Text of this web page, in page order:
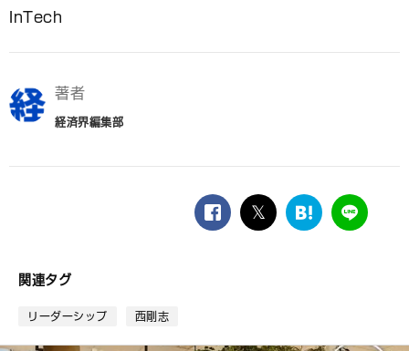
InTech
著者
経済界編集部
facebook
twitter
は
LINE
関連タグ
リーダーシップ 西剛志